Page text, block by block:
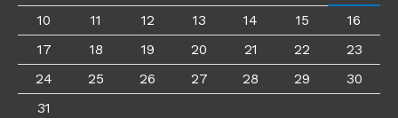
10
11 12 13 14 15
16
17
18 19 20 21 22
23
24
25 26 27 28 29
30
31